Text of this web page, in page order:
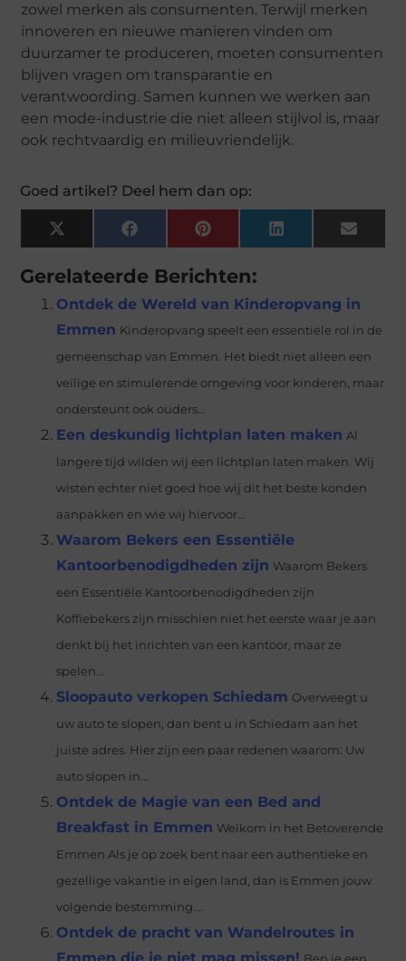
zowel merken als consumenten. Terwijl merken
innoveren en nieuwe manieren vinden om
duurzamer te produceren, moeten consumenten
blijven vragen om transparantie en
verantwoording. Samen kunnen we werken aan
een mode-industrie die niet alleen stijlvol is, maar
ook rechtvaardig en milieuvriendelijk.
Goed artikel? Deel hem dan op:
X
(Twitter)
FacebookPinterestLinkedInEmail
Gerelateerde Berichten:
Ontdek de Wereld van Kinderopvang in
Emmen Kinderopvang speelt een essentiële rol in de
gemeenschap van Emmen. Het biedt niet alleen een
veilige en stimulerende omgeving voor kinderen, maar
ondersteunt ook ouders...
Een deskundig lichtplan laten maken Al
langere tijd wilden wij een lichtplan laten maken. Wij
wisten echter niet goed hoe wij dit het beste konden
aanpakken en wie wij hiervoor...
Waarom Bekers een Essentiële
Kantoorbenodigdheden zijn Waarom Bekers
een Essentiële Kantoorbenodigdheden zijn
Koffiebekers zijn misschien niet het eerste waar je aan
denkt bij het inrichten van een kantoor, maar ze
spelen...
Sloopauto verkopen Schiedam Overweegt u
uw auto te slopen, dan bent u in Schiedam aan het
juiste adres. Hier zijn een paar redenen waarom: Uw
auto slopen in...
Ontdek de Magie van een Bed and
Breakfast in Emmen Welkom in het Betoverende
Emmen Als je op zoek bent naar een authentieke en
gezellige vakantie in eigen land, dan is Emmen jouw
volgende bestemming....
Ontdek de pracht van Wandelroutes in